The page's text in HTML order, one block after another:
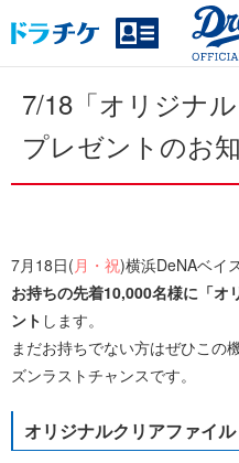
7/18「オリジナ
プレゼントのお
7月18日(月・祝)横浜DeNAベイ
お持ちの先着10,000名様に「オ
ント します。
まだお持ちでない方はぜひこの
ズンラストチャンスです。
オリジナルクリアファイ